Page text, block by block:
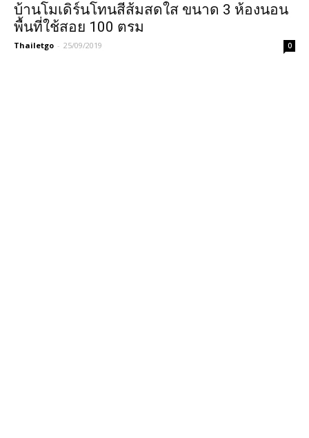
บ้านโมเดิร์นโทนสีส้มสดใส ขนาด 3 ห้องนอน
พื้นที่ใช้สอย 100 ตรม
Thailetgo - 25/09/2019 0